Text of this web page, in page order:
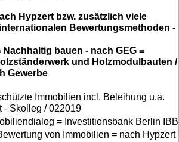
Hypzert bzw. zusätzlich viele
Bewertungsmethoden -
bauen - nach GEG =
und Holzmodulbauten /
Gewerbe
Immobilien incl. Beleihung u.a.
- Skolleg / 022019
= Investitionsbank Berlin IBB
von Immobilien = nach Hypzert